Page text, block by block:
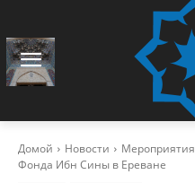
Домой Новости Мероприятия
Фонда Ибн Сины в Ереване